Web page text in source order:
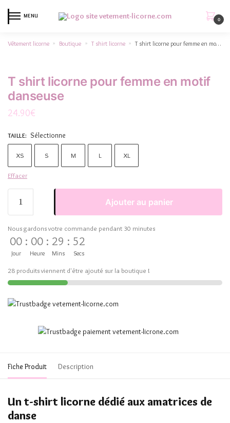
MENU
0
Vêtement licorne » Boutique » T shirt licorne » T shirt licorne pour femme en motif danseuse
T shirt licorne pour femme en motif
danseuse
24.90€
TAILLE: Sélectionne
XS S M L XL
Effacer
Ajouter au panier
Nous gardons votre commande pendant 30 minutes
00
Jour
: 00
Heure
: 29
Mins
: 52
Secs
28 produits viennent d'être ajouté sur la boutique !
Fiche Produit Description
Un t-shirt licorne dédié aux amatrices de
danse